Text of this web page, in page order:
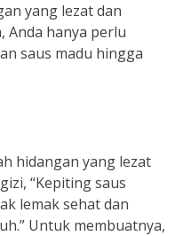
yang lezat dan
Anda hanya perlu
saus madu hingga
hidangan yang lezat
“Kepiting saus
lemak sehat dan
Untuk membuatnya,